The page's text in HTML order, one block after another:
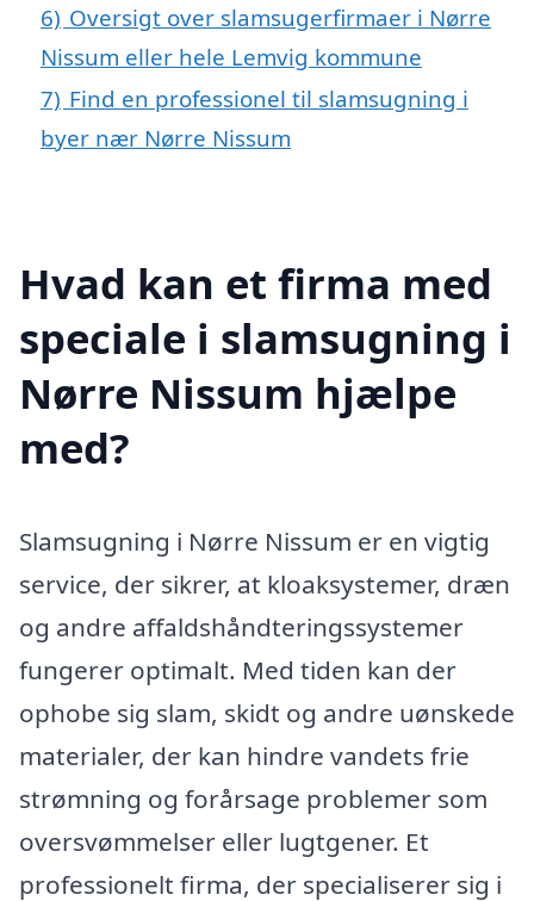
6) Oversigt over slamsugerfirmaer i Nørre
Nissum eller hele Lemvig kommune
7) Find en professionel til slamsugning i
byer nær Nørre Nissum
Hvad kan et firma med
speciale i slamsugning i
Nørre Nissum hjælpe
med?
Slamsugning i Nørre Nissum er en vigtig
service, der sikrer, at kloaksystemer, dræn
og andre affaldshåndteringssystemer
fungerer optimalt. Med tiden kan der
ophobe sig slam, skidt og andre uønskede
materialer, der kan hindre vandets frie
strømning og forårsage problemer som
oversvømmelser eller lugtgener. Et
professionelt firma, der specialiserer sig i